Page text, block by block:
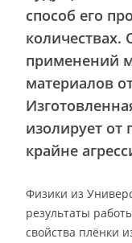
способ его
применений
материалов
изолирует от
крайне
Физики из
результаты
свойства плёнки